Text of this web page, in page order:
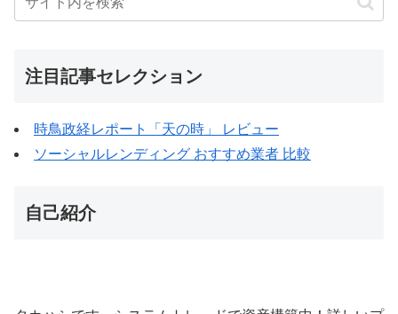
注目記事セレクション
時鳥政経レポート「天の時」 レビュー
ソーシャルレンディング おすすめ業者 比較
自己紹介